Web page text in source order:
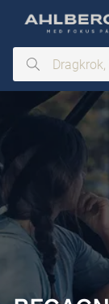
huvudinnehållet
Dragkrok,
Volvo
Selekt